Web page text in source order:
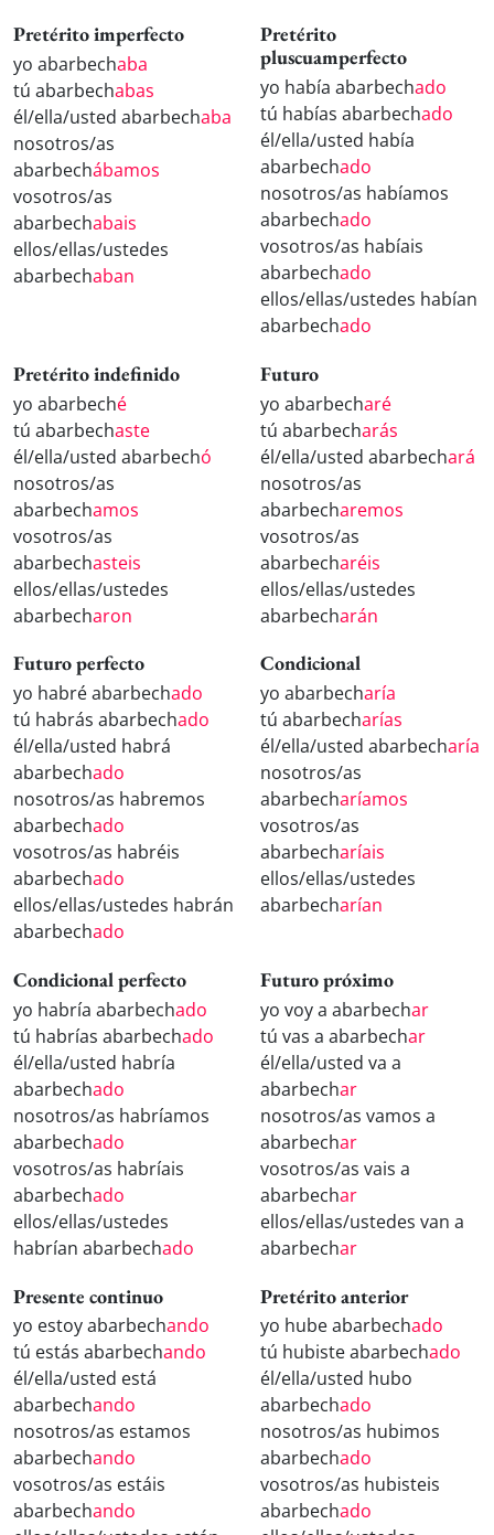
Pretérito imperfecto
yo abarbechaba
tú abarbechabas
él/ella/usted abarbechaba
nosotros/as
abarbechábamos
vosotros/as
abarbechabais
ellos/ellas/ustedes
abarbechaban
Pretérito
pluscuamperfecto
yo había abarbechado
tú habías abarbechado
él/ella/usted había
abarbechado
nosotros/as habíamos
abarbechado
vosotros/as habíais
abarbechado
ellos/ellas/ustedes habían
abarbechado
Pretérito indefinido
yo abarbeché
tú abarbechaste
él/ella/usted abarbechó
nosotros/as
abarbechamos
vosotros/as
abarbechasteis
ellos/ellas/ustedes
abarbecharon
Futuro
yo abarbecharé
tú abarbecharás
él/ella/usted abarbechará
nosotros/as
abarbecharemos
vosotros/as
abarbecharéis
ellos/ellas/ustedes
abarbecharán
Futuro perfecto
yo habré abarbechado
tú habrás abarbechado
él/ella/usted habrá
abarbechado
nosotros/as habremos
abarbechado
vosotros/as habréis
abarbechado
ellos/ellas/ustedes habrán
abarbechado
Condicional
yo abarbecharía
tú abarbecharías
él/ella/usted abarbecharía
nosotros/as
abarbecharíamos
vosotros/as
abarbecharíais
ellos/ellas/ustedes
abarbecharían
Condicional perfecto
yo habría abarbechado
tú habrías abarbechado
él/ella/usted habría
abarbechado
nosotros/as habríamos
abarbechado
vosotros/as habríais
abarbechado
ellos/ellas/ustedes
habrían abarbechado
Futuro próximo
yo voy a abarbechar
tú vas a abarbechar
él/ella/usted va a
abarbechar
nosotros/as vamos a
abarbechar
vosotros/as vais a
abarbechar
ellos/ellas/ustedes van a
abarbechar
Presente continuo
yo estoy abarbechando
tú estás abarbechando
él/ella/usted está
abarbechando
nosotros/as estamos
abarbechando
vosotros/as estáis
abarbechando
Pretérito anterior
yo hube abarbechado
tú hubiste abarbechado
él/ella/usted hubo
abarbechado
nosotros/as hubimos
abarbechado
vosotros/as hubisteis
abarbechado